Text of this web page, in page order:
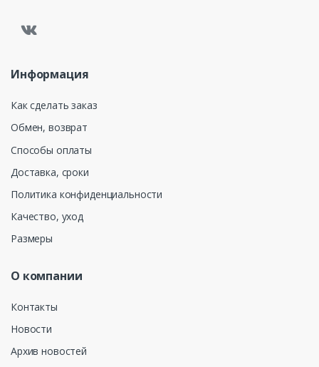
Информация
Как сделать заказ
Обмен, возврат
Способы оплаты
Доставка, сроки
Политика конфиденциальности
Качество, уход
Размеры
О компании
Контакты
Новости
Архив новостей